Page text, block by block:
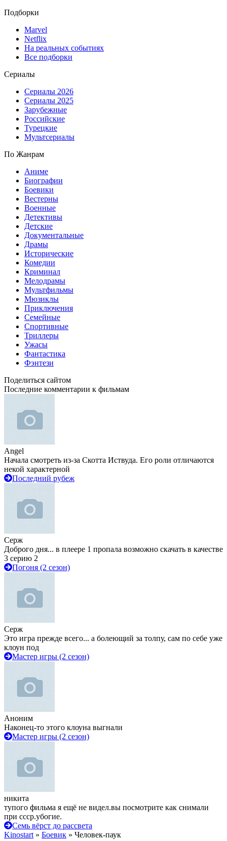
Подборки
Marvel
Netflix
На реальных событиях
Все подборки
Сериалы
Сериалы 2026
Сериалы 2025
Зарубежные
Российские
Турецкие
Мультсериалы
По Жанрам
Аниме
Биографии
Боевики
Вестерны
Военные
Детективы
Детские
Документальные
Драмы
Исторические
Комедии
Криминал
Мелодрамы
Мультфильмы
Мюзиклы
Приключения
Семейные
Спортивные
Триллеры
Ужасы
Фантастика
Фэнтези
Поделиться сайтом
Последние комментарии к фильмам
Angel
Начала смотреть из-за Скотта Иствуда. Его роли отличаются
некой характерной
Последний рубеж
Серж
Доброго дня... в плеере 1 пропала возможно скачать в качестве
3 серию 2
Погоня (2 сезон)
Серж
Это игра прежде всего... а болеющий за толпу, сам по себе уже
клоун под
Мастер игры (2 сезон)
Аноним
Наконец-то этого клоуна выгнали
Мастер игры (2 сезон)
никита
тупого фильма я ещё не видел.вы посмотрите как снимали
при ссср.убогие.
Семь вёрст до рассвета
Kinostart » Боевик » Человек-паук